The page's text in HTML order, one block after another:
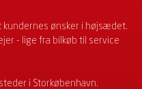
kundernes ønsker i højsædet.
- lige fra bilkøb til service
i Storkøbenhavn.